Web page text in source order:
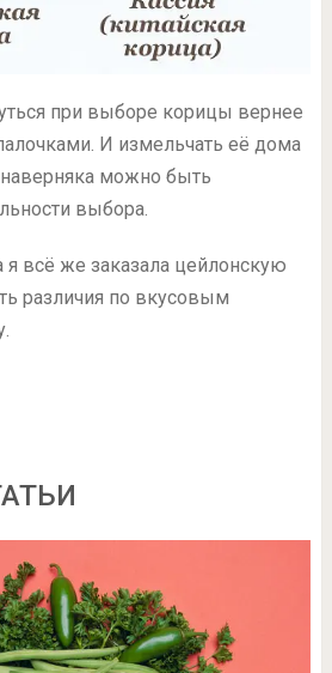
при выборе корицы вернее
И измельчать её дома
наверняка можно быть
выбора.
всё же заказала цейлонскую
различия по вкусовым